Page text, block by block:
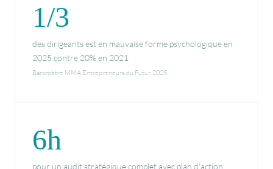
1/3
des dirigeants est en mauvaise forme psychologique en
2025 contre 20% en 2021
Baromètre MMA Entrepreneurs du Futur, 2025
6h
pour un audit stratégique complet avec plan d'action